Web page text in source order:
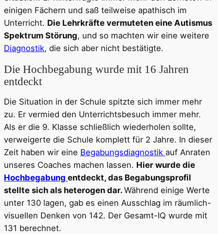
einigen Fächern und saß teilweise apathisch im
Unterricht. Die Lehrkräfte vermuteten eine Autismus
Spektrum Störung, und so machten wir eine weitere
Diagnostik, die sich aber nicht bestätigte.
Die Hochbegabung wurde mit 16 Jahren
entdeckt
Die Situation in der Schule spitzte sich immer mehr
zu. Er vermied den Unterrichtsbesuch immer mehr.
Als er die 9. Klasse schließlich wiederholen sollte,
verweigerte die Schule komplett für 2 Jahre. In dieser
Zeit haben wir eine Begabungsdiagnostik auf Anraten
unseres Coaches machen lassen. Hier wurde die
Hochbegabung entdeckt, das Begabungsprofil
stellte sich als heterogen dar. Während einige Werte
unter 130 lagen, gab es einen Ausschlag im räumlich-
visuellen Denken von 142. Der Gesamt-IQ wurde mit
131 berechnet.